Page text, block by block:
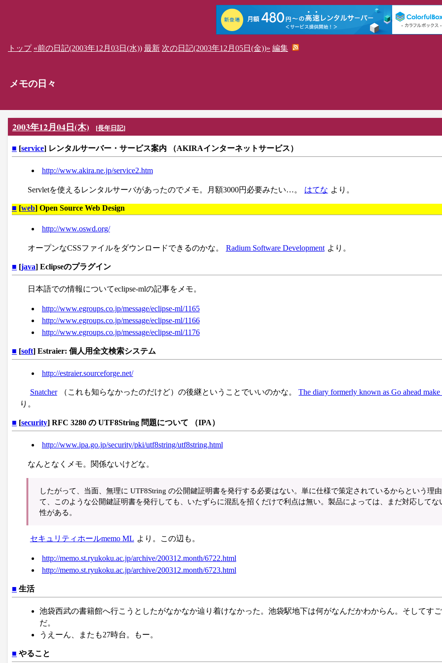
トップ «前の日記(2003年12月03日(水)) 最新 次の日記(2003年12月05日(金))» 編集
メモの日々
2003年12月04日(木) [長年日記]
■ [service] レンタルサーバー・サービス案内 （AKIRAインターネットサービス）
http://www.akira.ne.jp/service2.htm
Servletを使えるレンタルサーバがあったのでメモ。月額3000円必要みたい…。 はてな より。
■ [web] Open Source Web Design
http://www.oswd.org/
オープンなCSSファイルをダウンロードできるのかな。 Radium Software Development より。
■ [java] Eclipseのプラグイン
日本語での情報についてeclipse-mlの記事をメモ。
http://www.egroups.co.jp/message/eclipse-ml/1165
http://www.egroups.co.jp/message/eclipse-ml/1166
http://www.egroups.co.jp/message/eclipse-ml/1176
■ [soft] Estraier: 個人用全文検索システム
http://estraier.sourceforge.net/
Snatcher （これも知らなかったのだけど）の後継ということでいいのかな。 The diary formerly known as Go ahead make
り。
■ [security] RFC 3280 の UTF8String 問題について （IPA）
http://www.ipa.go.jp/security/pki/utf8string/utf8string.html
なんとなくメモ。関係ないけどな。
したがって、当面、無理に UTF8String の公開鍵証明書を発行する必要はない。単に仕様で策定されているからという理
て、このような公開鍵証明書を発行しても、いたずらに混乱を招くだけで利点は無い。製品によっては、まだ対応してな
性がある。
セキュリティホールmemo ML より。この辺も。
http://memo.st.ryukoku.ac.jp/archive/200312.month/6722.html
http://memo.st.ryukoku.ac.jp/archive/200312.month/6723.html
■ 生活
池袋西武の書籍館へ行こうとしたがなかなか辿り着けなかった。池袋駅地下は何がなんだかわからん。そしてす
だ。
うえーん、またも27時台。もー。
■ やること